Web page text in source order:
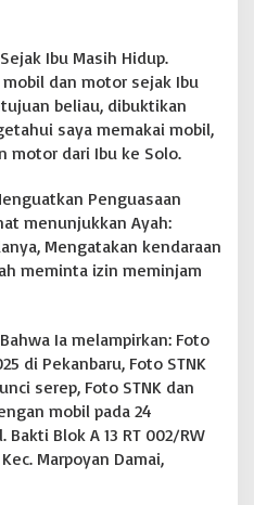
Ibu Masih Hidup.
dan motor sejak Ibu
beliau, dibuktikan
saya memakai mobil,
motor dari Ibu ke Solo.
Penguasaan
menunjukkan Ayah:
Mengatakan kendaraan
meminta izin meminjam
Ia melampirkan: Foto
di Pekanbaru, Foto STNK
serep, Foto STNK dan
mobil pada 24
Bakti Blok A 13 RT 002/RW
Marpoyan Damai,